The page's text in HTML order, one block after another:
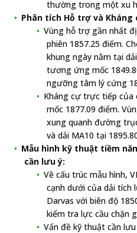
thường trong một xu
Phân tích Hỗ trợ và Kháng
Vùng hỗ trợ gần nhất
phiên 1857.25 điểm.
khung ngày nằm tại
tương ứng mốc
ngưỡng tâm lý cứng
Kháng cự trực tiếp của
mốc 1877.09 điểm.
xung quanh đường
và dải MA10 tại
Mẫu hình kỹ thuật tiềm
cần lưu ý:
Về cấu trúc mẫu hình,
cạnh dưới của dải tích
Darvas với biên độ
kiểm tra lực cầu chặn
Vấn đề kỹ thuật cần